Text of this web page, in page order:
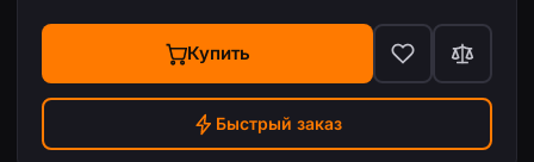
Купить
Быстрый заказ